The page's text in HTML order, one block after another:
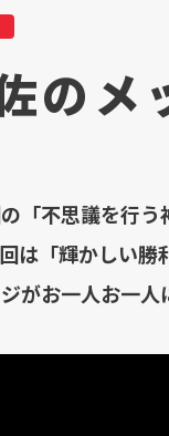
のメ
「不思議を行
は「輝かしい
がお一人お一